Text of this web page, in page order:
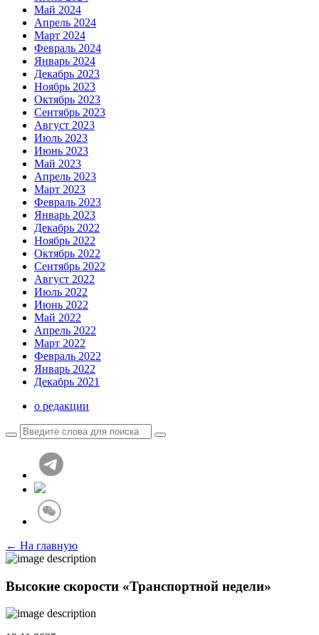
Май 2024
Апрель 2024
Март 2024
Февраль 2024
Январь 2024
Декабрь 2023
Ноябрь 2023
Октябрь 2023
Сентябрь 2023
Август 2023
Июль 2023
Июнь 2023
Май 2023
Апрель 2023
Март 2023
Февраль 2023
Январь 2023
Декабрь 2022
Ноябрь 2022
Октябрь 2022
Сентябрь 2022
Август 2022
Июль 2022
Июнь 2022
Май 2022
Апрель 2022
Март 2022
Февраль 2022
Январь 2022
Декабрь 2021
о редакции
← На главную
Высокие скорости «Транспортной недели»